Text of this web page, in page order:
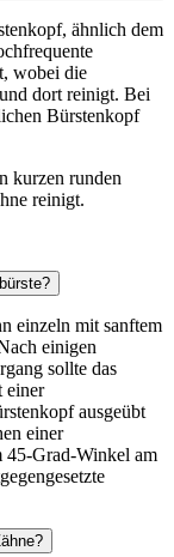
ähnlich dem
wobei die
dort reinigt. Bei
Bürstenkopf
kurzen runden
reinigt.
einzeln mit sanftem
einigen
sollte das
einer
ausgeübt
einer
45-Grad-Winkel am